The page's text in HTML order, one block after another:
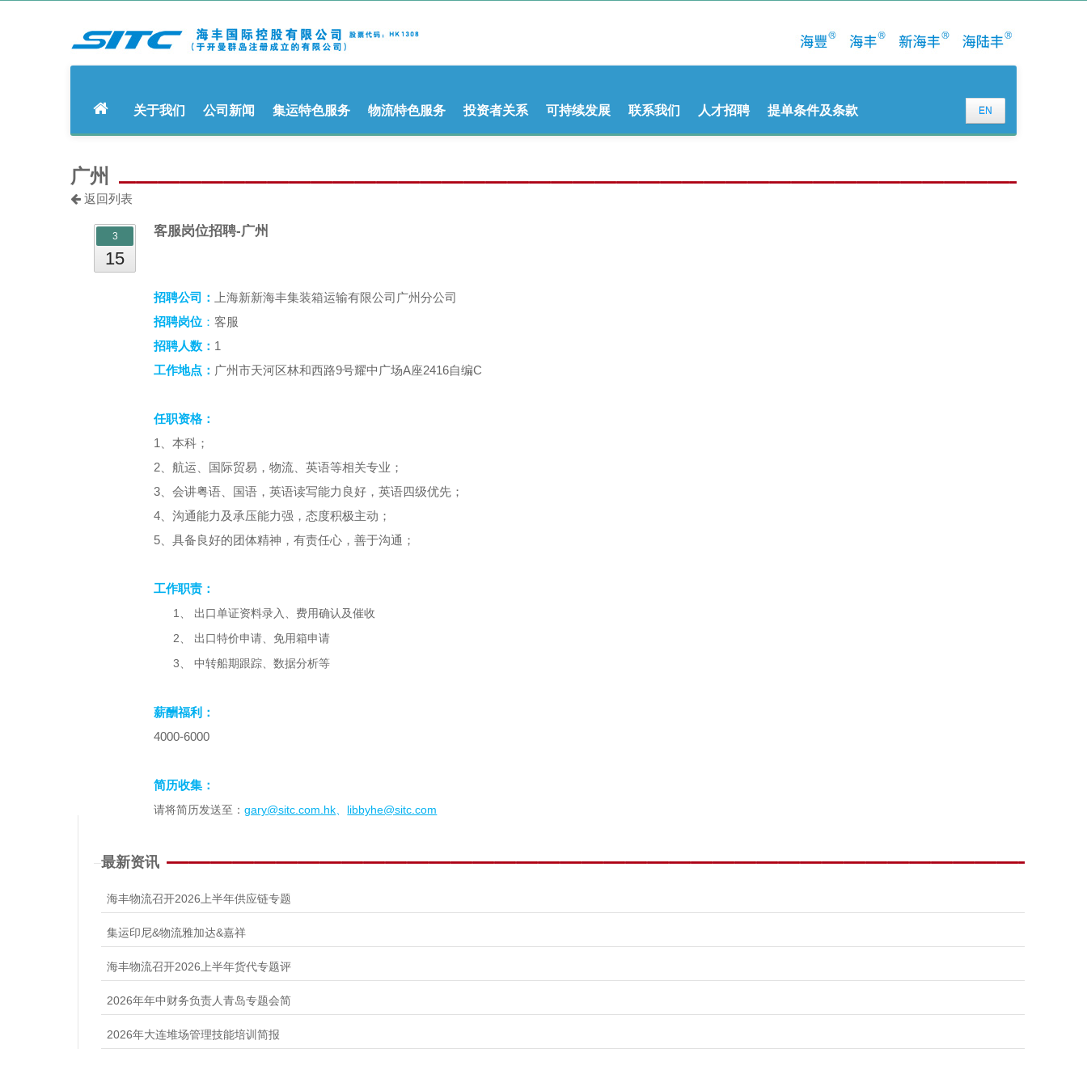
EN
关于我们 公司新闻 集运特色服务 物流特色服务 投资者关系 可持续发展 联系我们 人才招聘 提单条件及条款
广州
返回列表
3
15
客服岗位招聘-广州
招聘公司：上海新新海丰集装箱运输有限公司广州分公司
招聘岗位 ：客服
招聘人数： 1
工作地点： 广州市天河区林和西路9号耀中广场A座2416自编C
任职资格：
1 、本科；
2、航运、国际贸易，物流、英语等相关专业；
3、会讲粤语、国语，英语读写能力良好，英语四级优先；
4、沟通能力及承压能力强，态度积极主动；
5、具备良好的团体精神，有责任心，善于沟通；
工作职责：
1、
出口单证资料录入、费用确认及催收
2、 出口特价申请、免用箱申请
3、 中转船期跟踪、数据分析等
薪酬福利：
4000-6000
简历收集：
请将简历发送至：gary@sitc.com.hk、 libbyhe@sitc.com
最新资讯
海丰物流召开2026上半年供应链专题
集运印尼&物流雅加达&嘉祥
海丰物流召开2026上半年货代专题评
2026年年中财务负责人青岛专题会简
2026年大连堆场管理技能培训简报